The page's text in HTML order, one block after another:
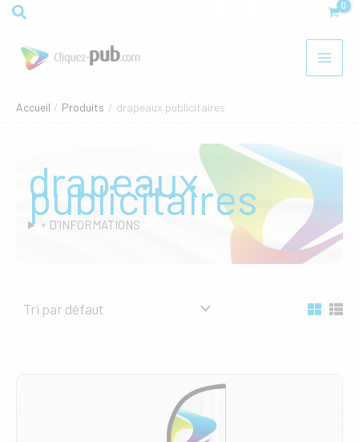
Aller
contenu
Rechercher
Accueil Produits drapeaux publicitaires
drapeaux
publicitaires
+ D'INFORMATIONS